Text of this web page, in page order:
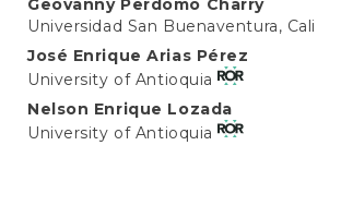
Main
Article
Content
Geovanny Perdomo Charry
Universidad San Buenaventura, Cali
José Enrique Arias Pérez
University of Antioquia
Nelson Enrique Lozada
University of Antioquia